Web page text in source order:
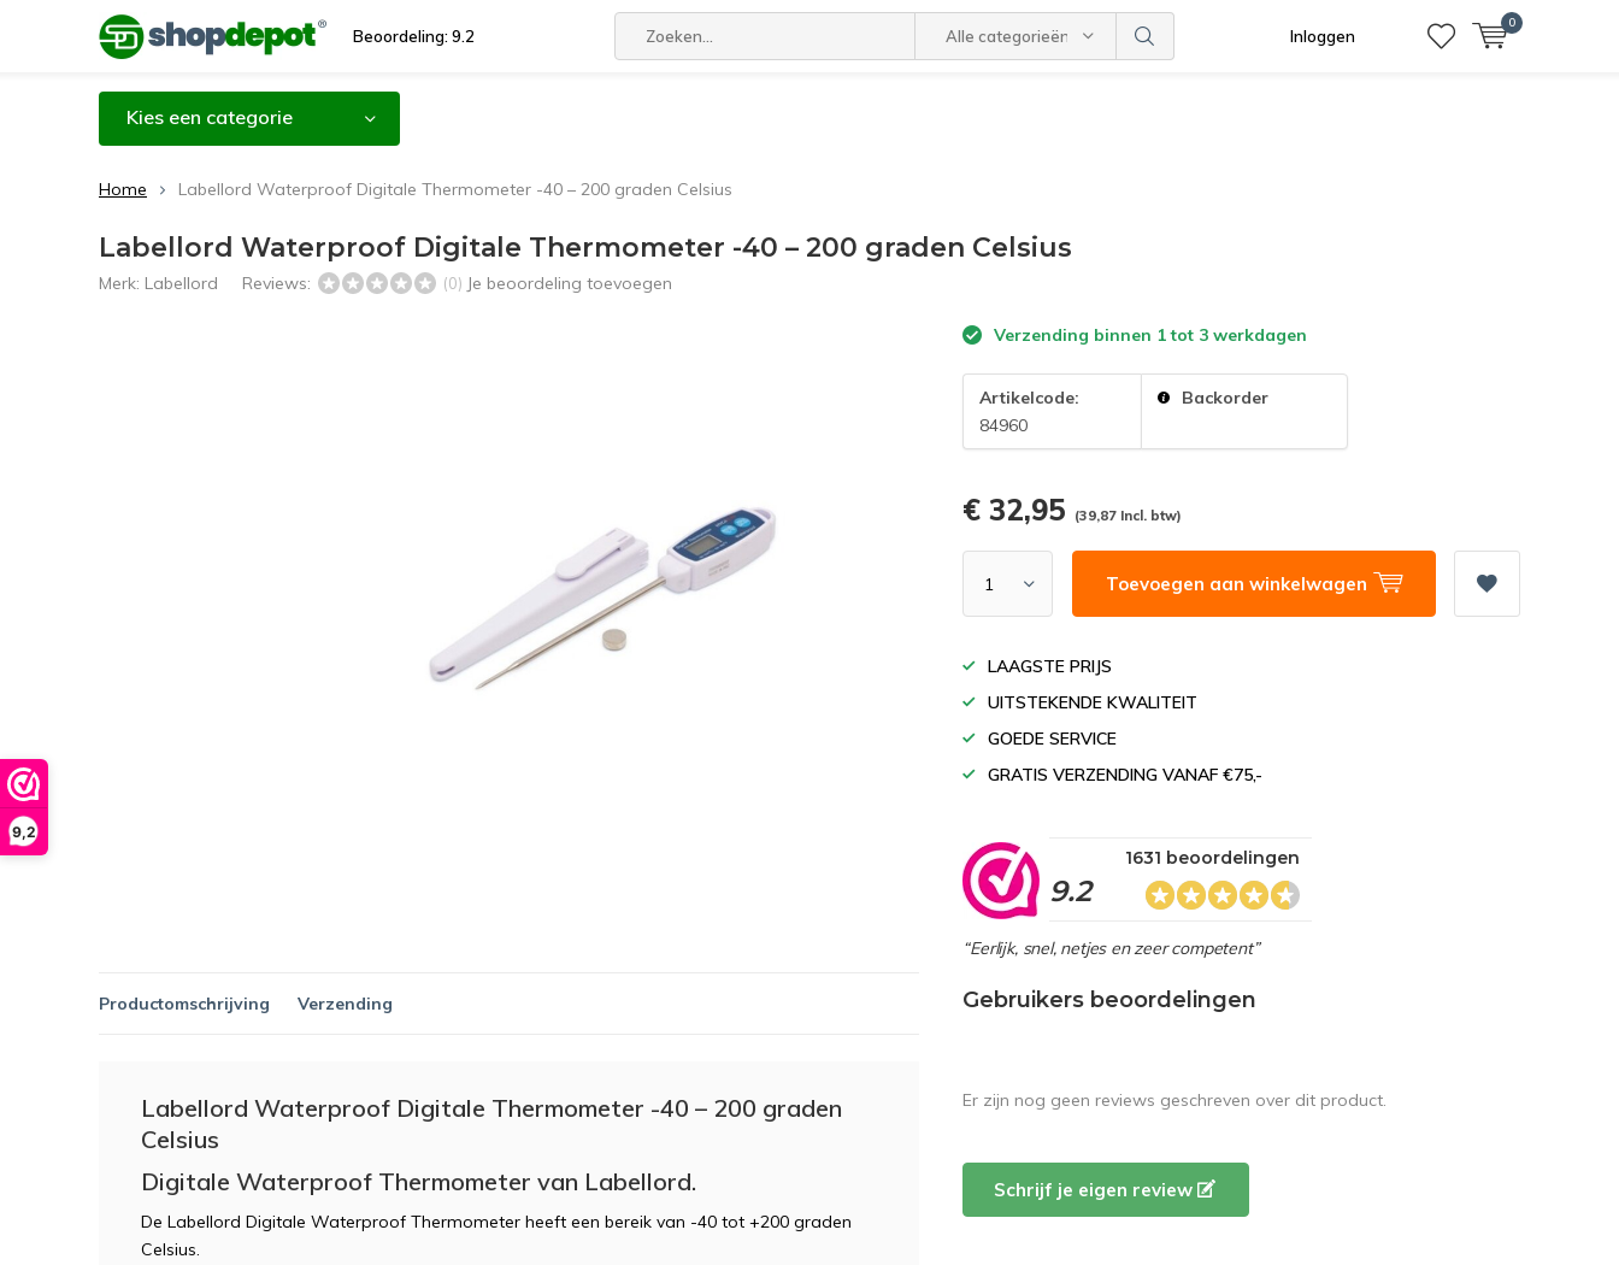
9,2
Beoordeling: 9.2 Alle categorieën Inloggen
0
Kies een categorie
Home Labellord Waterproof Digitale Thermometer -40 – 200 graden Celsius
Labellord Waterproof Digitale Thermometer -40 – 200 graden Celsius
Merk: Labellord Reviews: (0) Je beoordeling toevoegen
Verzending binnen 1 tot 3 werkdagen
Artikelcode:
84960
Backorder
€ 32,95 (39,87 Incl. btw)
Toevoegen aan winkelwagen
LAAGSTE PRIJS
UITSTEKENDE KWALITEIT
GOEDE SERVICE
GRATIS VERZENDING VANAF €75,-
9.2
1631 beoordelingen
“Eerlijk, snel, netjes en zeer competent”
Productomschrijving Verzending
Labellord Waterproof Digitale Thermometer -40 – 200 graden
Celsius
Digitale Waterproof Thermometer van Labellord.
De Labellord Digitale Waterproof Thermometer heeft een bereik van -40 tot +200 graden
Celsius.
Gebruikers beoordelingen
Er zijn nog geen reviews geschreven over dit product.
Schrijf je eigen review